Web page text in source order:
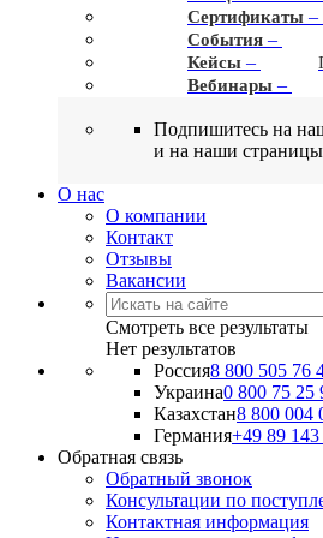
Сертификаты –
События –
Кейсы –
Вебинары –
Подпишитесь на
и на наши страницы
О нас
О компании
Контакт
Отзывы
Вакансии
Смотреть все результаты
Нет результатов
Россия8 800 505 76
Украина0 800 75 25
Казахстан8 800 004
Германия+49 89
Обратная связь
Обратный звонок
Консультации по
Контактная информация